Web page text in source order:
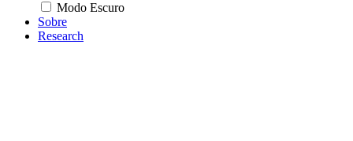
Modo Escuro
Sobre
Research